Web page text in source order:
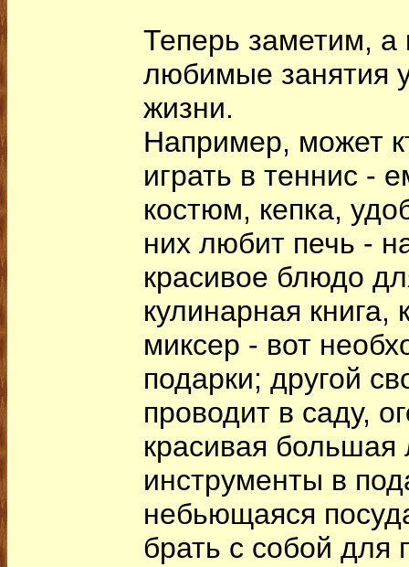
Теперь заметим, а
любимые занятия
жизни.
Например, может
играть в теннис -
костюм, кепка,
них любит печь -
красивое блюдо
кулинарная книга,
миксер - вот
подарки; другой
проводит в саду,
красивая
инструменты в
небьющаяся
брать с собой для